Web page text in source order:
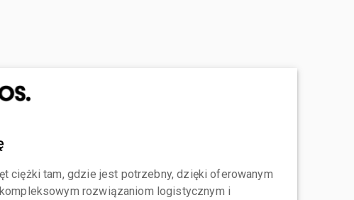
ciężki tam, gdzie jest potrzebny, dzięki oferowanym
rozwiązaniom logistycznym i